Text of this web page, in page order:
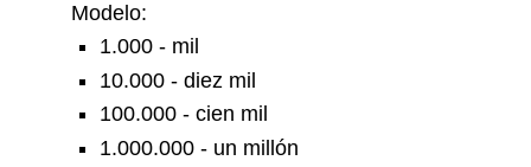
Modelo:
1.000 - mil
10.000 - diez mil
100.000 - cien mil
1.000.000 - un millón